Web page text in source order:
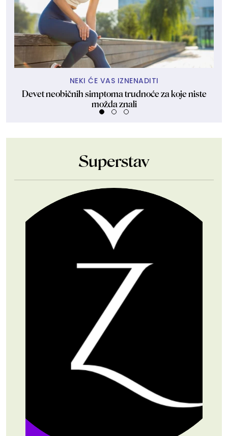
NEKI ĆE VAS IZNENADITI
Devet neobičnih simptoma trudnoće za koje niste
možda znali
Superstav